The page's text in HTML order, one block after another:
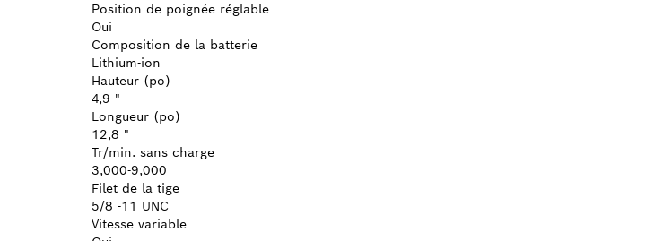
Position de poignée réglable
Oui
Composition de la batterie
Lithium-ion
Hauteur (po)
4,9 "
Longueur (po)
12,8 "
Tr/min. sans charge
3,000-9,000
Filet de la tige
5/8 -11 UNC
Vitesse variable